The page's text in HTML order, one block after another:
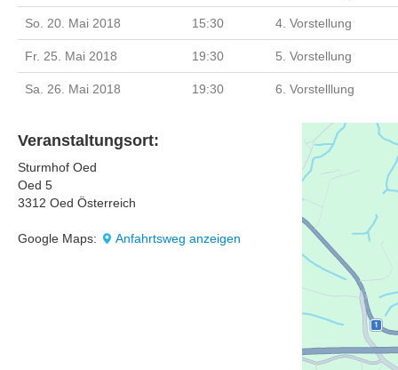
So. 20. Mai 2018 15:30 4. Vorstellung
Fr. 25. Mai 2018 19:30 5. Vorstellung
Sa. 26. Mai 2018 19:30 6. Vorstelllung
Veranstaltungsort:
Sturmhof Oed
Oed 5
3312 Oed Österreich
Google Maps: Anfahrtsweg anzeigen